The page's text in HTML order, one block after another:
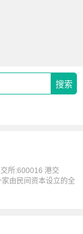
搜索
所:600016 港交
由民间资本设立的全